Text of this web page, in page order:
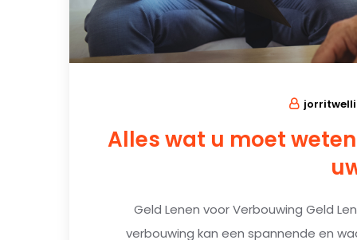
Alles wat u moet
Geld Lenen voor Verbouwing Geld
verbouwing kan een spannende en